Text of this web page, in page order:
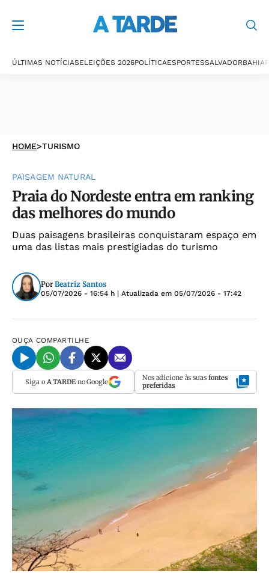
ÚLTIMAS NOTÍCIASELEIÇÕES 2026POLÍTICAESPORTESSALVADORBAHIA
HOME>TURISMO
PAISAGEM NATURAL
Praia do Nordeste entra em ranking
das melhores do mundo
Duas paisagens brasileiras conquistaram espaço em
uma das listas mais prestigiadas do turismo
Por Beatriz Santos
05/07/2026 - 16:54 h | Atualizada em 05/07/2026 - 17:42
OUÇA COMPARTILHE
Siga o A TARDEno Google Nos adicione às suas fontes
preferidas